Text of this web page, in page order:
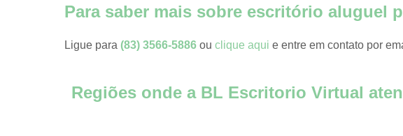
Escritório virtual
compartilhados
Para saber mais sobre escritório aluguel
Ligue para (83) 3566-5886 ou clique aqui e entre em contato por
Regiões onde a BL Escritorio Virtual